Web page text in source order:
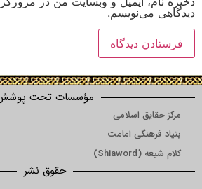
دیدگاهی می‌نویسم.
مؤسسات تحت
مرکز حقایق اسلامی
بنیاد فرهنگی امامت
کلام شیعه (Shiaword)
حقوق نشر